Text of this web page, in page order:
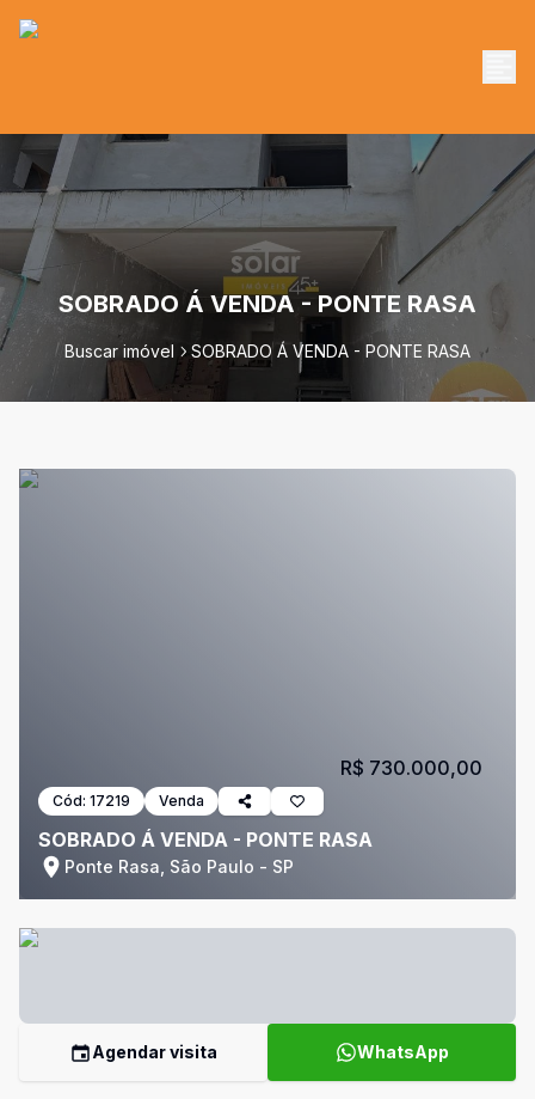
SOBRADO Á VENDA - PONTE RASA
Buscar imóvel SOBRADO Á VENDA - PONTE RASA
Cód: 17219 Venda
SOBRADO Á VENDA - PONTE RASA
Ponte Rasa, São Paulo - SP
R$ 730.000,00
Agendar visita WhatsApp